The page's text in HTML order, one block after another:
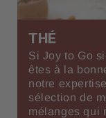
THÉ
Si Joy to Go
êtes à la
notre
sélection de
mélanges qui